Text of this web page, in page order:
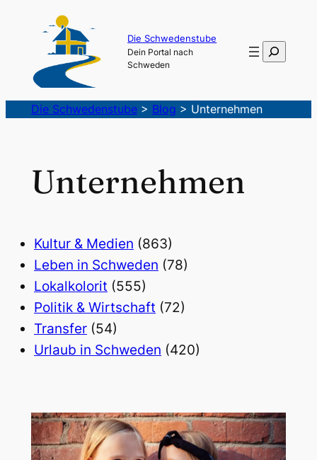
Die Schwedenstube
Dein Portal nach
Schweden
Suchen
Die Schwedenstube> Blog > Unternehmen
Unternehmen
Kultur & Medien (863)
Leben in Schweden (78)
Lokalkolorit (555)
Politik & Wirtschaft (72)
Transfer (54)
Urlaub in Schweden (420)